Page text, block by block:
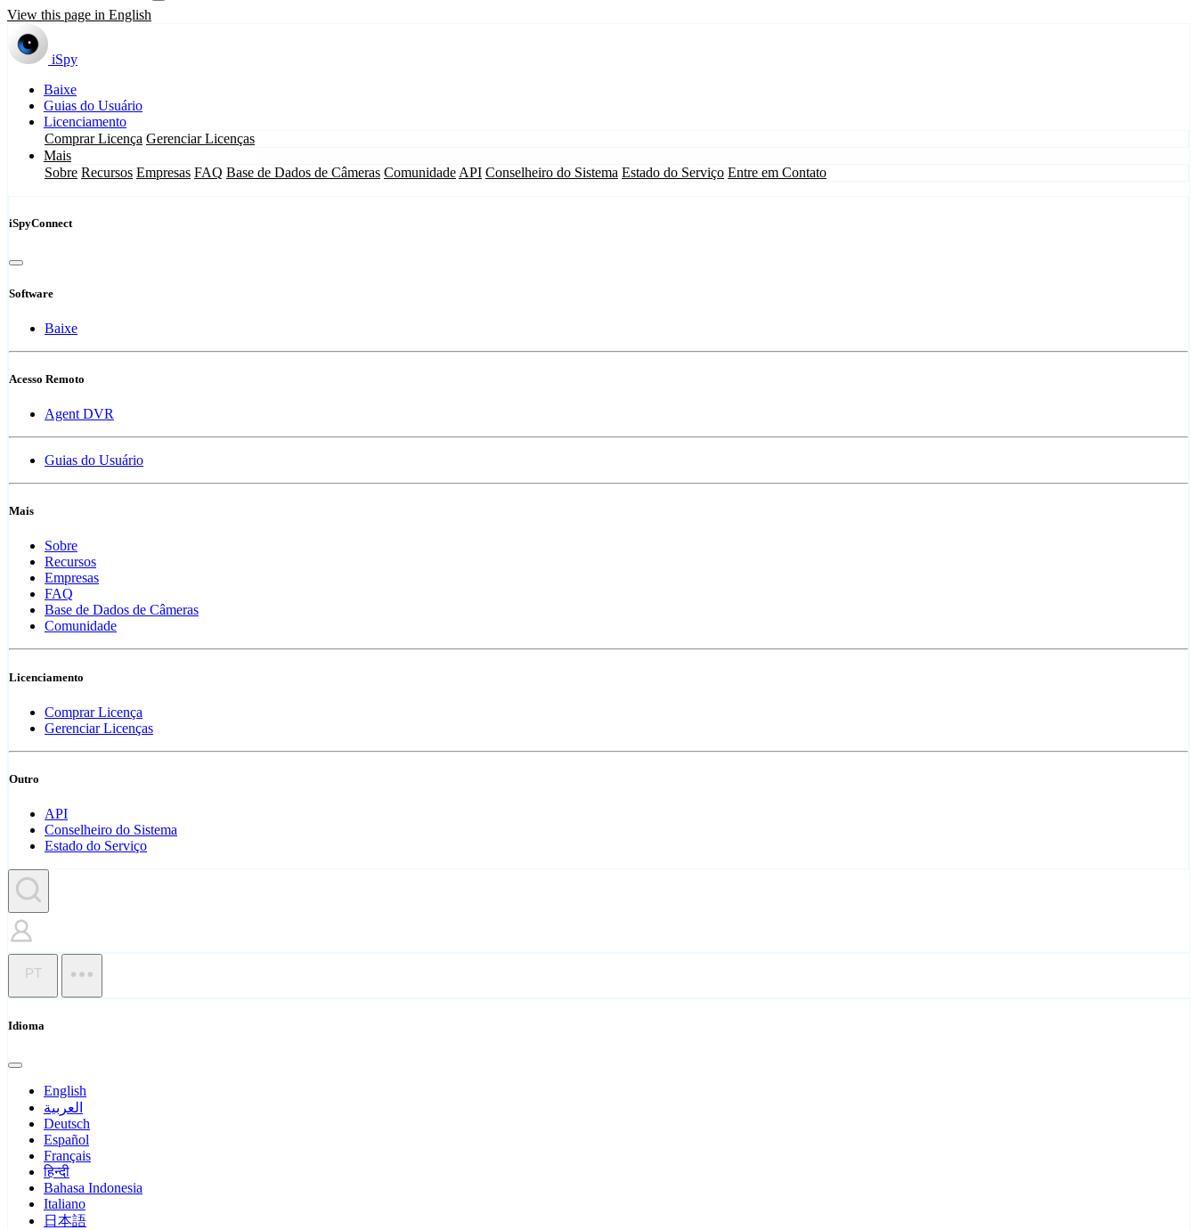
View this page in English
iSpy
Baixe
Guias do Usuário
Licenciamento
Comprar Licença Gerenciar Licenças
Mais
Sobre Recursos Empresas FAQ Base de Dados de Câmeras Comunidade API Conselheiro do Sistema Estado do Serviço Entre em Contato
iSpyConnect
Software
Baixe
Acesso Remoto
Agent DVR
Guias do Usuário
Mais
Sobre
Recursos
Empresas
FAQ
Base de Dados de Câmeras
Comunidade
Licenciamento
Comprar Licença
Gerenciar Licenças
Outro
API
Conselheiro do Sistema
Estado do Serviço
PT
Idioma
English
العربية
Deutsch
Español
Français
हिन्दी
Bahasa Indonesia
Italiano
日本語